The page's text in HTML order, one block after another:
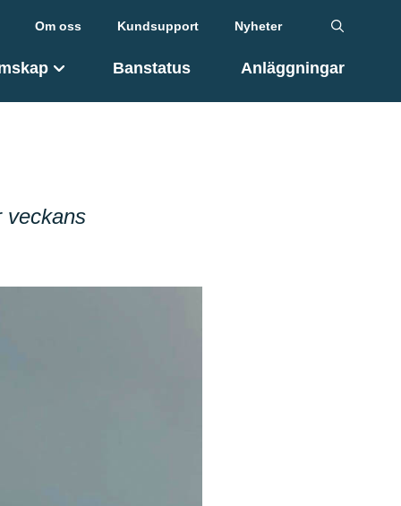
Om oss Kundsupport Nyheter
Banstatus Anläggningar
veckans